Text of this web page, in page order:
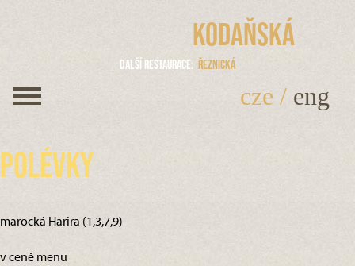
Kodaňská
Další restaurace Řeznická
cze / eng
Polévky
marocká Harira (1,3,7,9)
v ceně menu